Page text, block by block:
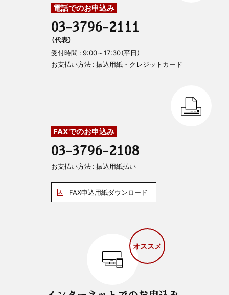
電話でのお申込み
03-3796-2111
（代表）
受付時間 : 9:00～17:30（平日）
お支払い方法 : 振込用紙・クレジットカード
FAXでのお申込み
03-3796-2108
お支払い方法 : 振込用紙払い
FAX申込用紙ダウンロード
オススメ